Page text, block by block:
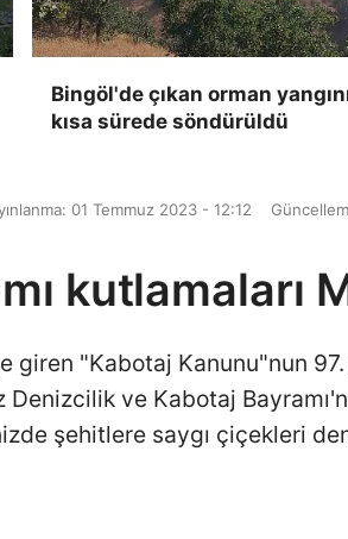
Bingöl'de çıkan orman
kısa sürede söndürüldü
01 Temmuz 2023 - 12:12
kutlamaları
giren "Kabotaj Kanunu"nun
Denizcilik ve Kabotaj
şehitlere saygı çiçekleri